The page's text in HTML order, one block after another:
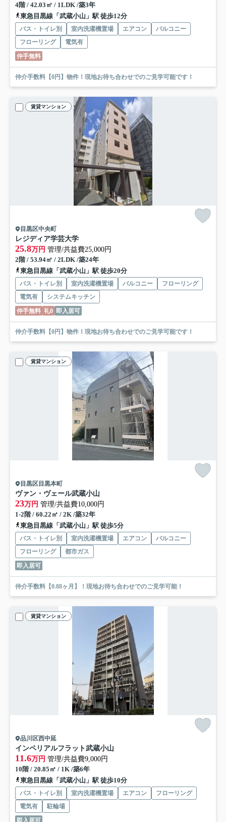
4階 / 42.03㎡ / 1LDK /築3年
東急目黒線「武蔵小山」駅 徒歩12分
バス・トイレ別 室内洗濯機置場 エアコン
バルコニー
フローリング
電気有
仲手無料
仲介手数料【0円】物件！現地お待ち合わせでのご見学可能です！
賃貸マンション
目黒区中央町
レジディア学芸大学
25.8万円 管理/共益費25,000円
2階 / 53.94㎡ / 2LDK /築24年
東急目黒線「武蔵小山」駅 徒歩20分
バス・トイレ別 室内洗濯機置場 バルコニー
フローリング
電気有
システムキッチン
仲手無料 礼0 即入居可
仲介手数料【0円】物件！現地お待ち合わせでのご見学可能です！
賃貸マンション
目黒区目黒本町
ヴァン・ヴェール武蔵小山
23万円 管理/共益費10,000円
1-2階 / 60.22㎡ / 2K /築32年
東急目黒線「武蔵小山」駅 徒歩5分
バス・トイレ別 室内洗濯機置場 エアコン
バルコニー
フローリング
都市ガス
即入居可
仲介手数料【0.88ヶ月】！現地お待ち合わせでのご見学可能！
賃貸マンション
品川区西中延
インペリアルフラット武蔵小山
11.6万円 管理/共益費9,000円
10階 / 20.85㎡ / 1K /築6年
東急目黒線「武蔵小山」駅 徒歩10分
バス・トイレ別 室内洗濯機置場 エアコン
フローリング
電気有
駐輪場